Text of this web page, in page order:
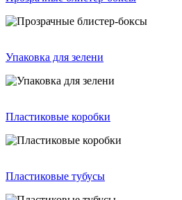
Упаковка для зелени
Пластиковые коробки
Пластиковые тубусы